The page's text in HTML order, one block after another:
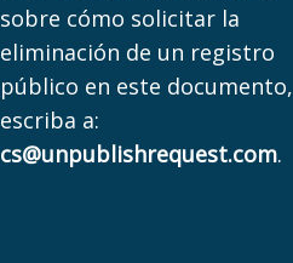
sobre cómo solicitar la
eliminación de un registro
público en este documento,
escriba a:
cs@unpublishrequest.com.